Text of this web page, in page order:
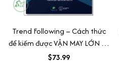
Trend Following – Cách thức
để kiếm được VẬN MAY LỚN và
GIÀU CÓ trong các thị trường
$73.99